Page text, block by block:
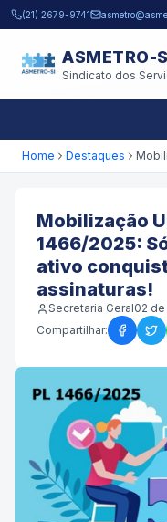
Pular para o conteúdo
(21) 2679-9741
ASMETRO-
Sindicato dos
Home Destaques
Mobilização
1466/2025:
ativo
assinaturas!
Secretaria Geral02
Compartilhar: